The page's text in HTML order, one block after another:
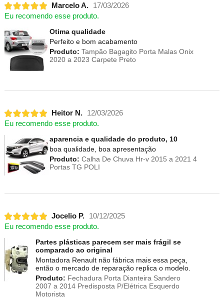
Marcelo A.
17/03/2026
Eu recomendo esse produto.
Otima qualidade
Perfeito e bom acabamento
Produto: Tampão Bagagito Porta Malas Onix
2020 a 2023 Carpete Preto
Heitor N.
12/03/2026
Eu recomendo esse produto.
aparencia e qualidade do produto, 10
boa qualidade, boa apresentação
Produto: Calha De Chuva Hr-v 2015 a 2021 4
Portas TG POLI
Jocelio P.
10/12/2025
Eu recomendo esse produto.
Partes plásticas parecem ser mais frágil se
comparado ao original
Montadora Renault não fábrica mais essa peça,
então o mercado de reparação replica o modelo.
Produto: Fechadura Porta Dianteira Sandero
2007 a 2014 Predisposta P/Elétrica Esquerdo
Motorista